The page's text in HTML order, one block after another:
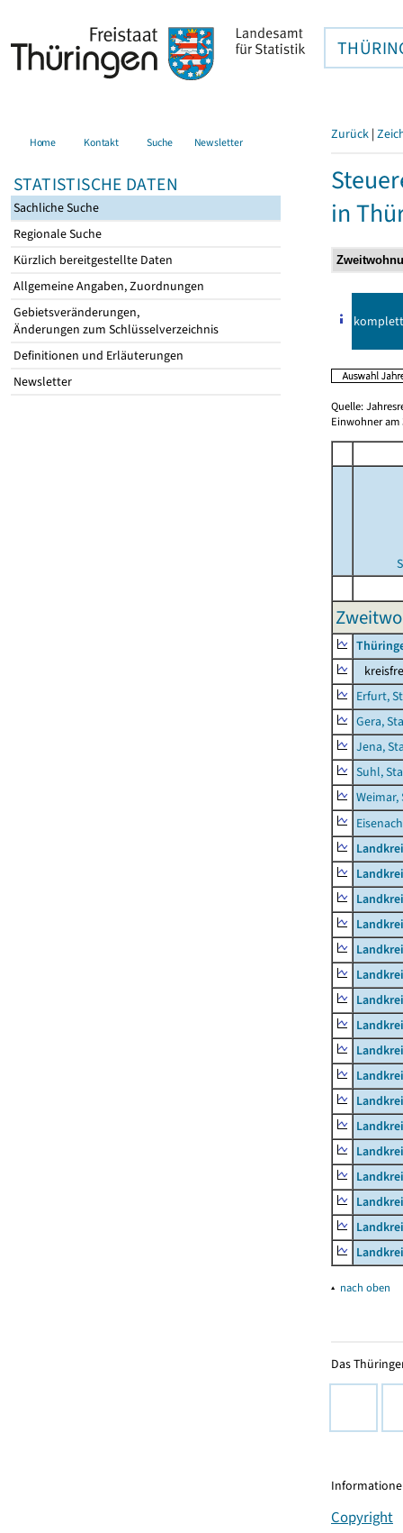
Home Kontakt Suche Newsletter
STATISTISCHE DATEN
Sachliche Suche
Regionale Suche
Kürzlich bereitgestellte Daten
Allgemeine Angaben, Zuordnungen
Gebietsveränderungen,
Änderungen zum Schlüsselverzeichnis
Definitionen und Erläuterungen
Newsletter
Zurück |
in
komplett
Quelle:
Einwohner am
Erfurt,
Gera,
Jena,
Suhl,
Weimar,
▴ nach oben
Das
Copyright